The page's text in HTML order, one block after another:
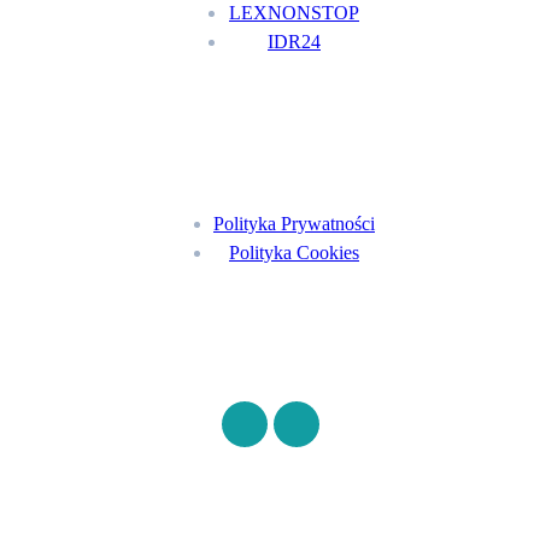
LEXNONSTOP
IDR24
Polityka Prywatności
Polityka Cookies